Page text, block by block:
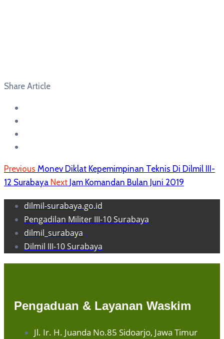
Share Article
Previous Monev Diklat Kepemimpinan Teknis Di Dilmil III-
12 Surabaya Next Jam Komandan Bulan Juni 2019
dilmil-surabaya.go.id
Pengadilan Militer III-10 Surabaya
dilmil_surabaya
Dilmil III-10 Surabaya
Pengaduan & Layanan Waskim
Jl. Ir. H. Juanda No.85 Sidoarjo, Jawa Timur